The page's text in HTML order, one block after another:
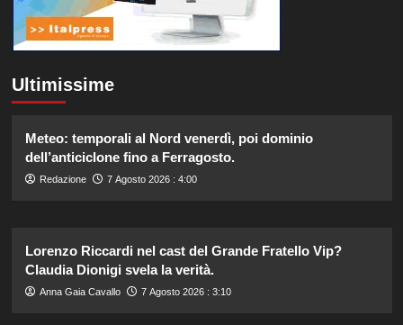
Ultimissime
Meteo: temporali al Nord venerdì, poi dominio
dell’anticiclone fino a Ferragosto.
Redazione 7 Agosto 2026 : 4:00
Lorenzo Riccardi nel cast del Grande Fratello Vip?
Claudia Dionigi svela la verità.
Anna Gaia Cavallo 7 Agosto 2026 : 3:10